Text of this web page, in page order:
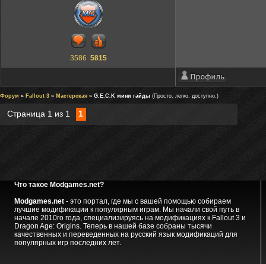
3586 5815
Форум » Fallout 3 » Мастерская » G.E.C.K мини гайды (Просто, легко, доступно.)
Страница 1 из 1 1
Что такое Modgames.net?
Modgames.net- это портал, где мы с вашей помощью собираем
лучшие модификации к популярным играм. Мы начали свой путь в
начале 2010го года, специализируясь на модификациях к Fallout 3 и
Dragon Age: Origins. Теперь в нашей базе собраны тысячи
качественных и переведенных на русский язык модификаций для
популярных игр последних лет.